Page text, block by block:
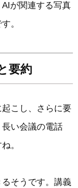
が関連する写真
。
要約
こし、さらに要
い会議の電話
。
そうです。講義